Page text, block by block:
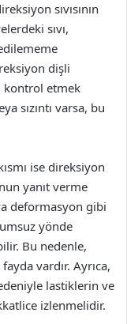
sıvısının
sıvı,
dişli
kontrol etmek
sızıntı varsa, bu
ise direksiyon
yanıt verme
deformasyon gibi
yönde
Bu nedenle,
vardır. Ayrıca,
lastiklerin ve
izlenmelidir.